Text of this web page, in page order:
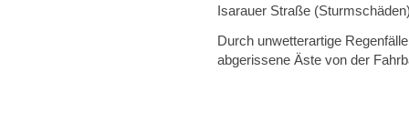
Isarauer Straße
Durch unwetterartige
abgerissene Äste von der